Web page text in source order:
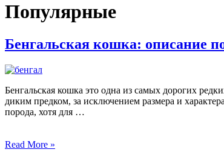
Популярные
Бенгальская кошка: описание
Бенгальская кошка это одна из самых дорогих
диким предком, за исключением размера и
порода, хотя для …
Read More »